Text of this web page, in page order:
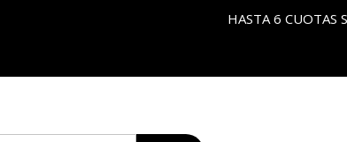
HASTA 6 CUOTAS